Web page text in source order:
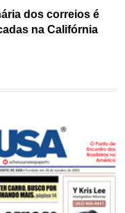
dos correios é
na Califórnia